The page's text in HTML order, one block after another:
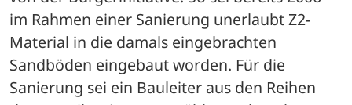
im Rahmen einer Sanierung unerlaubt Z2-
Material in die damals eingebrachten
Sandböden eingebaut worden. Für die
Sanierung sei ein Bauleiter aus den Reihen